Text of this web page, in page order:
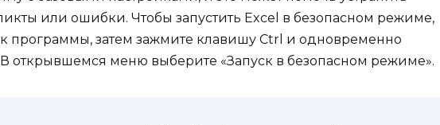
или ошибки. Чтобы запустить Excel в безопасном режиме,
программы, затем зажмите клавишу Ctrl и одновременно
открывшемся меню выберите «Запуск в безопасном режиме».